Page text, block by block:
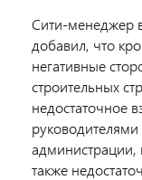
Сити-менеджер
добавил, что
негативные
строительных
недостаточное
администрации,
также